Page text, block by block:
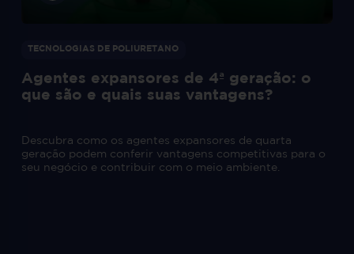
TECNOLOGIAS DE POLIURETANO
Agentes expansores de 4ª geração: o
que são e quais suas vantagens?
Descubra como os agentes expansores de quarta
geração podem conferir vantagens competitivas para o
seu negócio e contribuir com o meio ambiente.